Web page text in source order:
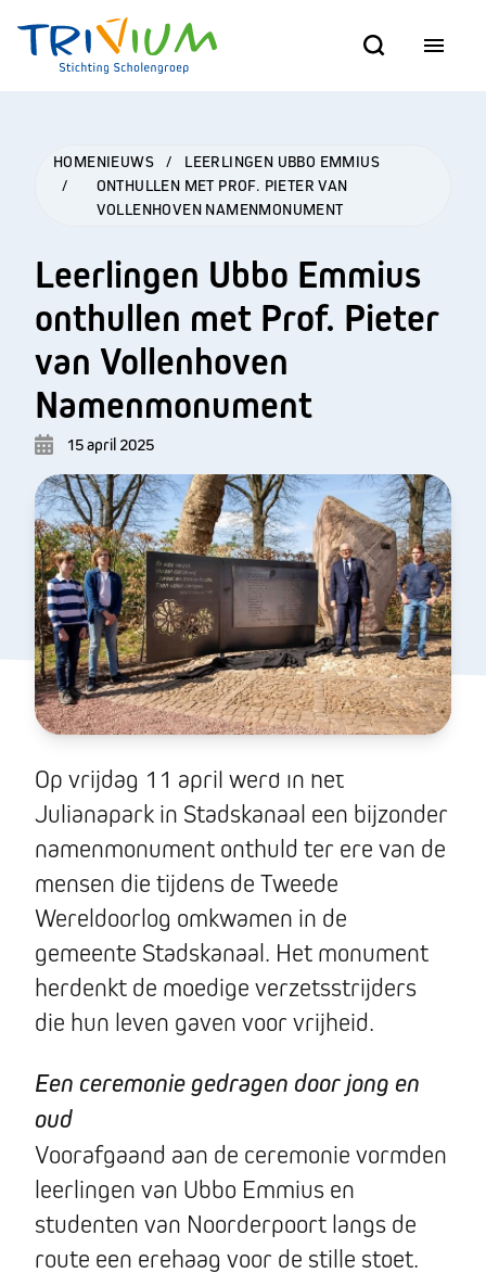
HOME
/
NIEUWS /
LEERLINGEN UBBO EMMIUS
ONTHULLEN MET PROF. PIETER VAN
VOLLENHOVEN NAMENMONUMENT
Leerlingen Ubbo Emmius
onthullen met Prof. Pieter
van Vollenhoven
Namenmonument
15 april 2025
Op vrijdag 11 april werd in het
Julianapark in Stadskanaal een bijzonder
namenmonument onthuld ter ere van de
mensen die tijdens de Tweede
Wereldoorlog omkwamen in de
gemeente Stadskanaal. Het monument
herdenkt de moedige verzetsstrijders
die hun leven gaven voor vrijheid.
Een ceremonie gedragen door jong en
oud
Voorafgaand aan de ceremonie vormden
leerlingen van Ubbo Emmius en
studenten van Noorderpoort langs de
route een erehaag voor de stille stoet.